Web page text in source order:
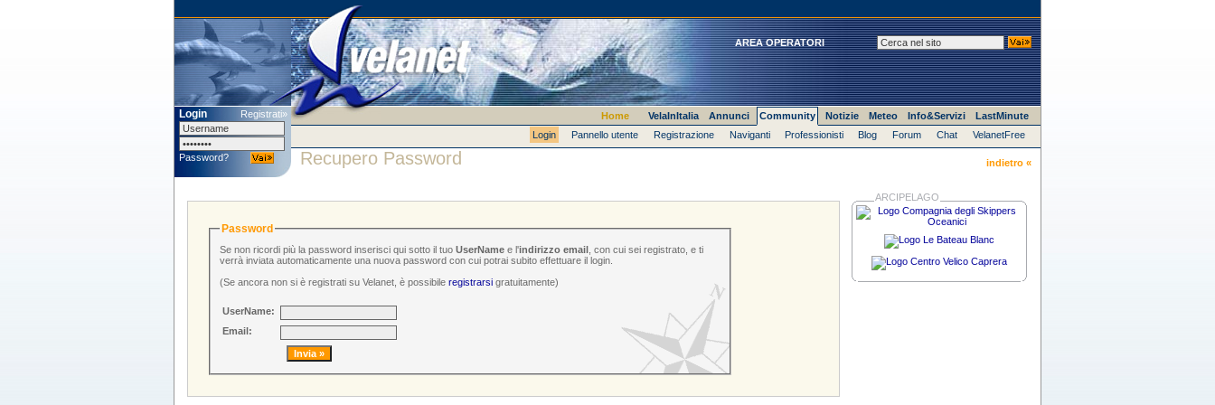
AREA OPERATORI
Login Registrati»
Password?
Home VelaInItalia Annunci Community Notizie Meteo Info&Servizi
LastMinute
Login
Pannello utente Registrazione Naviganti Professionisti Blog Forum Chat VelanetFree
indietro «
Recupero Password
Password
Se non ricordi più la password inserisci qui sotto il tuo UserNamee l'indirizzo email, con cui sei registrato, e ti
verrà inviata automaticamente una nuova password con cui potrai subito effettuare il login.
(Se ancora non si è registrati su Velanet, è possibile registrarsigratuitamente)
UserName:
Email:
ARCIPELAGO